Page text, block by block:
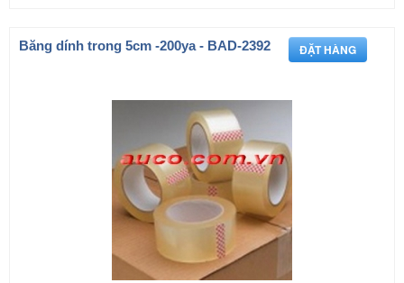
Băng dính trong 5cm -200ya - BAD-2392